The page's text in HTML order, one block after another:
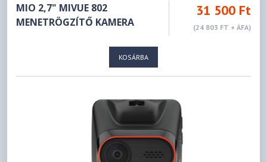
MIO 2,7" MIVUE 802
MENETRÖGZÍTŐ KAMERA
31 500 Ft
(24 803 FT + ÁFA)
KOSÁRBA